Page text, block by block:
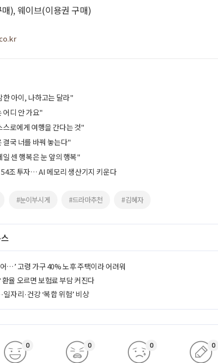
), 웨이브(이용권 구매)
아이, 나하고는 달라"
디 안 가요"
로에게 여행을 간다는 것"
국 너를 바꿔 놓는다"
센 행복은 눈 앞의 행복"
조 투자… AI 메모리 생산기지 키운다
#눈이부시게 #드라마추천 #김혜자
…’ 고령 가구 40% 노후 주택이라 어려워
율 오르면 보험료 부담 커진다
자리·건강 ‘복합 위험’ 비상
0 0 0 0